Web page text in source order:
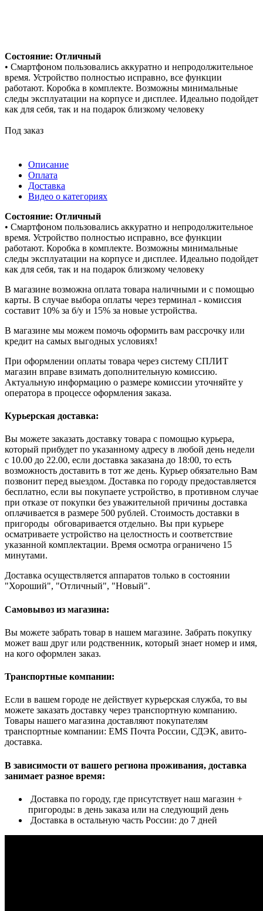
Состояние: Отличный
• Смартфоном пользовались аккуратно и непродолжительное
время. Устройство полностью исправно, все функции
работают. Коробка в комплекте. Возможны минимальные
следы эксплуатации на корпусе и дисплее. Идеально подойдет
как для себя, так и на подарок близкому человеку
Под заказ
Описание
Оплата
Доставка
Видео о категориях
Состояние: Отличный
• Смартфоном пользовались аккуратно и непродолжительное
время. Устройство полностью исправно, все функции
работают. Коробка в комплекте. Возможны минимальные
следы эксплуатации на корпусе и дисплее. Идеально подойдет
как для себя, так и на подарок близкому человеку
В магазине возможна оплата товара наличными и с помощью
карты. В случае выбора оплаты через терминал - комиссия
составит 10% за б/у и 15% за новые устройства.
В магазине мы можем помочь оформить вам рассрочку или
кредит на самых выгодных условиях!
При оформлении оплаты товара через систему СПЛИТ
магазин вправе взимать дополнительную комиссию.
Актуальную информацию о размере комиссии уточняйте у
оператора в процессе оформления заказа.
Курьерская доставка:
Вы можете заказать доставку товара с помощью курьера,
который прибудет по указанному адресу в любой день недели
с 10.00 до 22.00, если доставка заказана до 18:00, то есть
возможность доставить в тот же день. Курьер обязательно Вам
позвонит перед выездом. Доставка по городу предоставляется
бесплатно, если вы покупаете устройство, в противном случае
при отказе от покупки без уважительной причины доставка
оплачивается в размере 500 рублей. Стоимость доставки в
пригороды обговаривается отдельно. Вы при курьере
осматриваете устройство на целостность и соответствие
указанной комплектации. Время осмотра ограничено 15
минутами.
Доставка осуществляется аппаратов только в состоянии
"Хороший", "Отличный", "Новый".
Самовывоз из магазина:
Вы можете забрать товар в нашем магазине. Забрать покупку
может ваш друг или родственник, который знает номер и имя,
на кого оформлен заказ.
Транспортные компании:
Если в вашем городе не действует курьерская служба, то вы
можете заказать доставку через транспортную компанию.
Товары нашего магазина доставляют покупателям
транспортные компании: EMS Почта России, СДЭК, авито-
доставка.
В зависимости от вашего региона проживания, доставка
занимает разное время:
Доставка по городу, где присутствует наш магазин +
пригороды: в день заказа или на следующий день
Доставка в остальную часть России: до 7 дней